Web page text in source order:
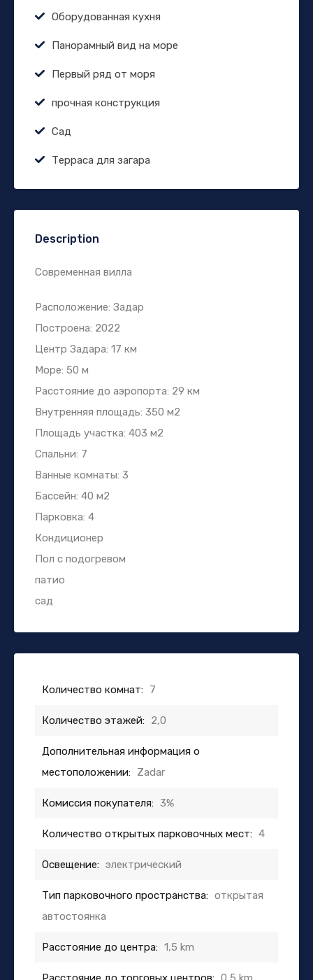
Оборудованная кухня
Панорамный вид на море
Первый ряд от моря
прочная конструкция
Сад
Терраса для загара
Description
Современная вилла
Расположение: Задар
Построена: 2022
Центр Задара: 17 км
Море: 50 м
Расстояние до аэропорта: 29 км
Внутренняя площадь: 350 м2
Площадь участка: 403 м2
Спальни: 7
Ванные комнаты: 3
Бассейн: 40 м2
Парковка: 4
Кондиционер
Пол с подогревом
патио
сад
Количество комнат: 7
Количество этажей: 2,0
Дополнительная информация о
местоположении: Zadar
Комиссия покупателя: 3%
Количество открытых парковочных мест: 4
Освещение: электрический
Тип парковочного пространства: открытая
автостоянка
Расстояние до центра: 1,5 km